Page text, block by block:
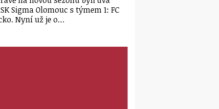
Sigma Olomouc s týmem 1: FC
Nyní už je o…